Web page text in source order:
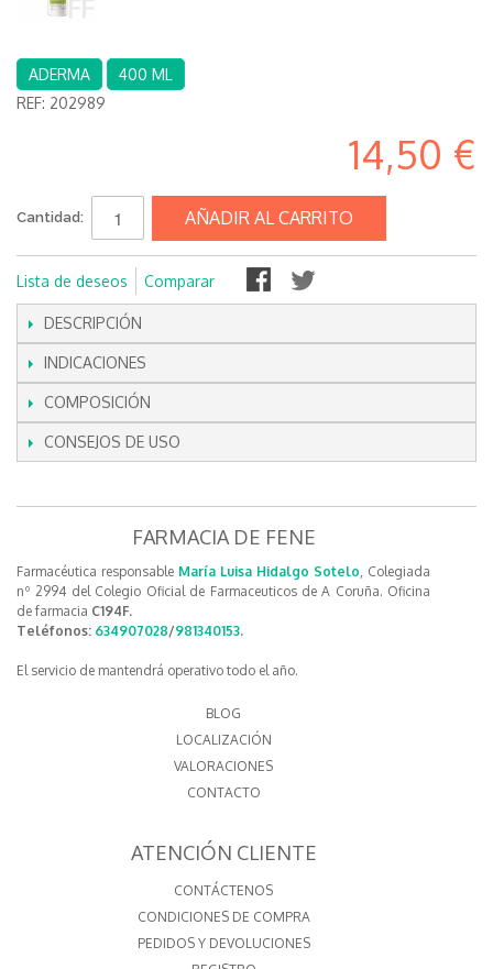
ADERMA
400 ML
REF: 202989
14,50 €
Cantidad: AÑADIR AL CARRITO
Lista de deseos Comparar
DESCRIPCIÓN
INDICACIONES
COMPOSICIÓN
CONSEJOS DE USO
FARMACIA DE FENE
Farmacéutica responsable María Luisa Hidalgo Sotelo, Colegiada
nº 2994 del Colegio Oficial de Farmaceuticos de A Coruña. Oficina
de farmacia C194F.
Teléfonos: 634907028/981340153.
El servicio de mantendrá operativo todo el año.
BLOG
LOCALIZACIÓN
VALORACIONES
CONTACTO
ATENCIÓN CLIENTE
CONTÁCTENOS
CONDICIONES DE COMPRA
PEDIDOS Y DEVOLUCIONES